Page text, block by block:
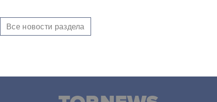
Все новости раздела